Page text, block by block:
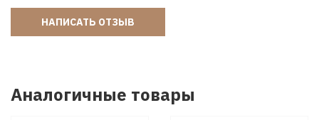
НАПИСАТЬ ОТЗЫВ
Аналогичные товары